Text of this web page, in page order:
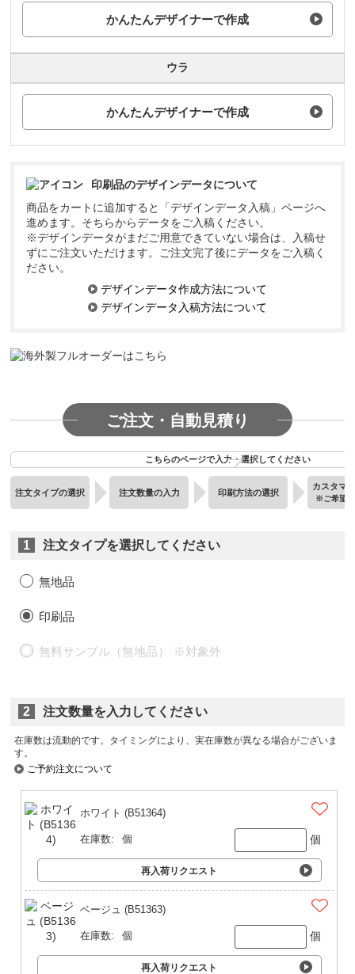
かんたんデザイナーで作成
ウラ
かんたんデザイナーで作成
印刷品のデザインデータについて
商品をカートに追加すると「デザインデータ入稿」ページへ
進めます。そちらからデータをご入稿ください。
※デザインデータがまだご用意できていない場合は、入稿せ
ずにご注文いただけます。ご注文完了後にデータをご入稿く
ださい。
デザインデータ作成方法について
デザインデータ入稿方法について
ご注文・自動見積り
こちらのページで入力・選択してください
注文タイプの選択 注文数量の入力 印刷方法の選択
カスタマ
※ご希望
1 注文タイプを選択してください
無地品
印刷品
無料サンプル（無地品）
2 注文数量を入力してください
在庫数は流動的です。タイミングにより、実在庫数が異なる場合がございま
す。
ご予約注文について
ホワイト (B51364)
在庫数: 個 個
再入荷リクエスト
ベージュ (B51363)
在庫数: 個 個
再入荷リクエスト